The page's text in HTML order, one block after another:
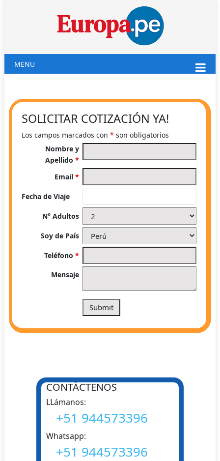
MENU
SOLICITAR COTIZACIÓN YA!
Los campos marcados con * son obligatorios
Nombre y
Apellido*
Email*
Fecha de Viaje
N° Adultos
Soy de País
Teléfono*
Mensaje
CONTÁCTENOS
LLámanos:
+51 944573396
Whatsapp:
+51 944573396